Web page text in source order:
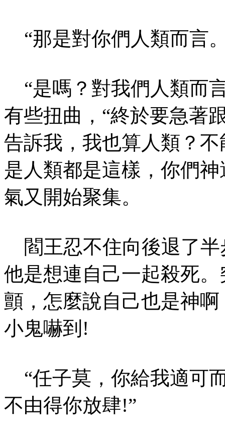
“那是對你們人類而言
“是嗎？對我們人類而
有些扭曲，“終於要急著
告訴我，我也算人類？
是人類都是這樣，你們
氣又開始聚集。
閻王忍不住向後退了半
他是想連自己一起殺死
顫，怎麼說自己也是神
小鬼嚇到!
“任子莫，你給我適可
不由得你放肆!”